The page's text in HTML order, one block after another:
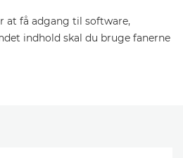
at få adgang til software,
indhold skal du bruge fanerne